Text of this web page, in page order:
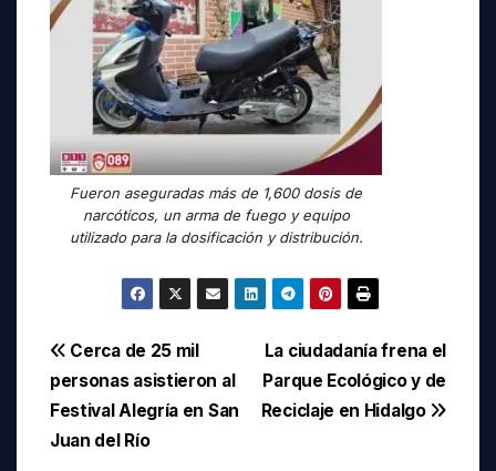
Fueron aseguradas más de 1,600 dosis de
narcóticos, un arma de fuego y equipo
utilizado para la dosificación y distribución.
Navegación
de
entradas
La ciudadanía frena el
Parque Ecológico y de
Reciclaje en Hidalgo
Cerca de 25 mil
personas asistieron al
Festival Alegría en San
Juan del Río